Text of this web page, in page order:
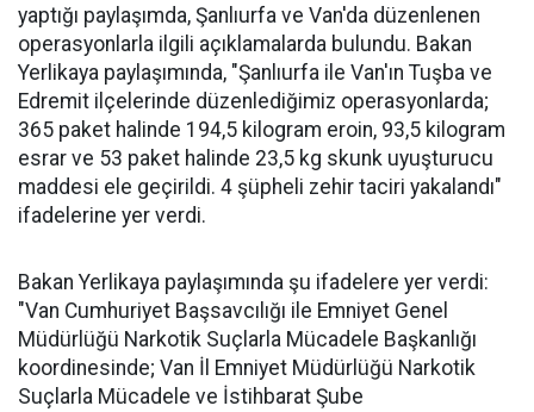
yaptığı paylaşımda, Şanlıurfa ve Van'da düzenlenen
operasyonlarla ilgili açıklamalarda bulundu. Bakan
Yerlikaya paylaşımında, "Şanlıurfa ile Van'ın Tuşba ve
Edremit ilçelerinde düzenlediğimiz operasyonlarda;
365 paket halinde 194,5 kilogram eroin, 93,5 kilogram
esrar ve 53 paket halinde 23,5 kg skunk uyuşturucu
maddesi ele geçirildi. 4 şüpheli zehir taciri yakalandı"
ifadelerine yer verdi.
Bakan Yerlikaya paylaşımında şu ifadelere yer verdi:
"Van Cumhuriyet Başsavcılığı ile Emniyet Genel
Müdürlüğü Narkotik Suçlarla Mücadele Başkanlığı
koordinesinde; Van İl Emniyet Müdürlüğü Narkotik
Suçlarla Mücadele ve İstihbarat Şube